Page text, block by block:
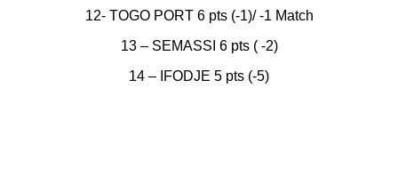
12- TOGO PORT 6 pts (-1)/ -1 Match
13 – SEMASSI 6 pts ( -2)
14 – IFODJE 5 pts (-5)